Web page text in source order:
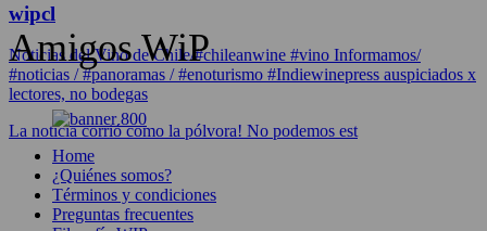
wipcl
Noticias del Vino de Chile/#chileanwine #vino Informamos/
#noticias / #panoramas / #enoturismo #Indiewinepress auspiciados x
lectores, no bodegas
La noticia corrió como la pólvora! No podemos est
Amigos WiP
Home
¿Quiénes somos?
Términos y condiciones
Preguntas frecuentes